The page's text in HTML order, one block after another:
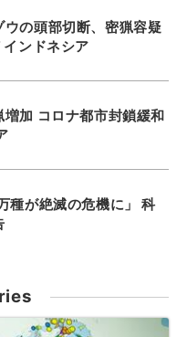
ウの頭部切断、密猟容疑
ンドネシア
増加 コロナ都市封鎖緩和
種が絶滅の危機に」 科